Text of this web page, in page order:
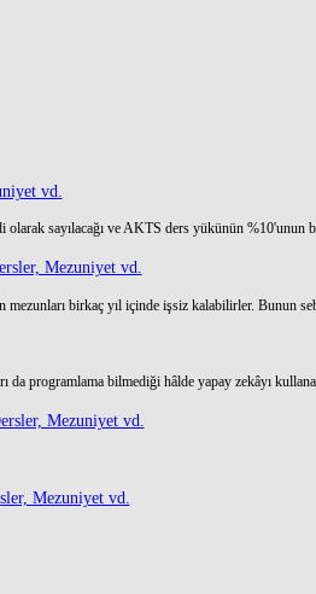
vd.
sayılacağı ve AKTS ders yükünün %10'unun
Mezuniyet vd.
birkaç yıl içinde işsiz kalabilirler. Bunun
da programlama bilmediği hâlde yapay zekâyı
Mezuniyet vd.
Mezuniyet vd.